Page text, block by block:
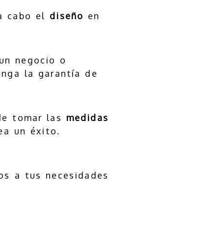
cabo el diseño en
negocio o
la garantía de
tomar las medidas
un éxito.
a tus necesidades